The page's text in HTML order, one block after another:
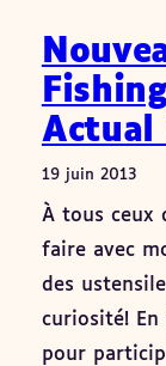
Actual
19 juin 2013
À tous ceux
faire avec
des
curiosité! En
pour